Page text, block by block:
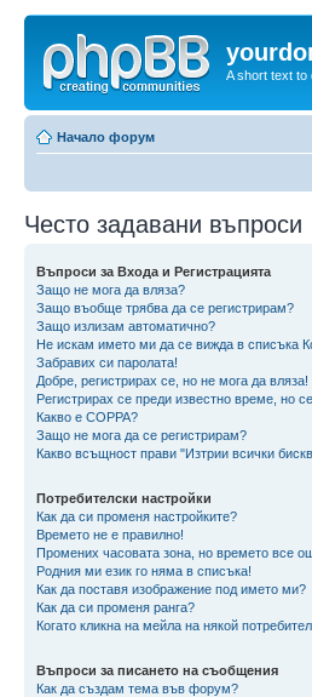
A short text to
Начало форум
Често задавани въпроси
Въпроси за Входа и Регистрацията
Защо не мога да вляза?
Защо въобще трябва да се регистрирам?
Защо излизам автоматично?
Не искам името ми да се вижда в списъка
Забравих си паролата!
Добре, регистрирах се, но не мога да вляза!
Регистрирах се преди известно време, но
Какво е COPPA?
Защо не мога да се регистрирам?
Какво всъщност прави "Изтрии всички
Потребителски настройки
Как да си променя настройките?
Времето не е правилно!
Промених часовата зона, но времето все
Родния ми език го няма в списъка!
Как да поставя изображение под името ми?
Как да си променя ранга?
Когато кликна на мейла на някой
Въпроси за писането на съобщения
Как да създам тема във форум?